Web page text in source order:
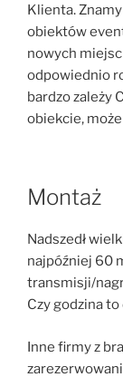
Klienta.
obiektów
nowych
odpowiednio
bardzo zależy
obiekcie,
Montaż
Nadszedł
najpóźniej 60
transmisji/
Czy godzina to
Inne firmy z